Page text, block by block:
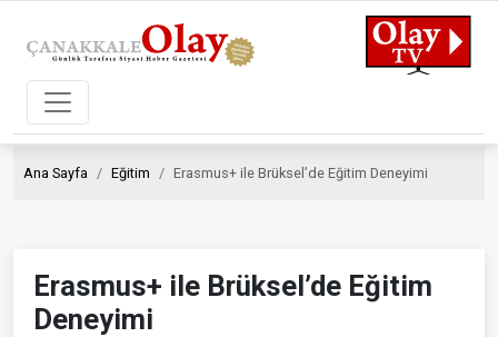
Ana Sayfa Eğitim Erasmus+ ile Brüksel’de Eğitim Deneyimi
Erasmus+ ile Brüksel’de Eğitim
Deneyimi